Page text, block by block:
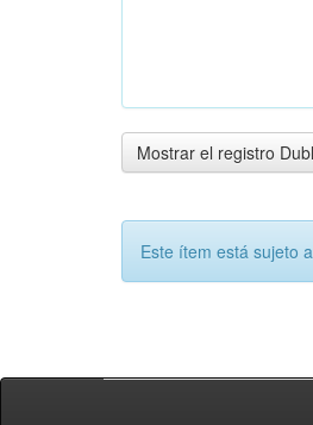
Mostrar el registro
Este ítem está sujeto